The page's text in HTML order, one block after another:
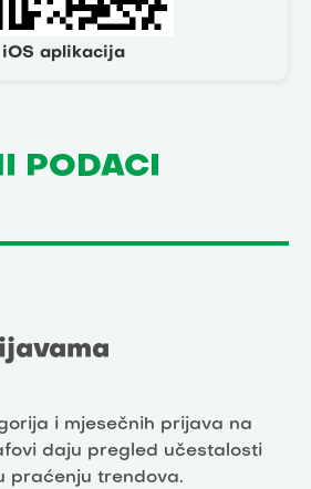
iOS aplikacija
PODACI
i mjesečnih prijava na
daju pregled učestalosti
praćenju trendova.